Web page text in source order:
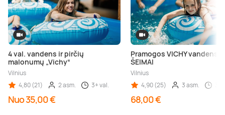
4 val. vandens ir pirčių
malonumų „Vichy“
Vilnius
4,80 (21)
2 asm. 3+ val.
Nuo 35,00 €
Pramogos VICHY vandens
ŠEIMAI
Vilnius
4,90 (25)
3 asm.
68,00 €